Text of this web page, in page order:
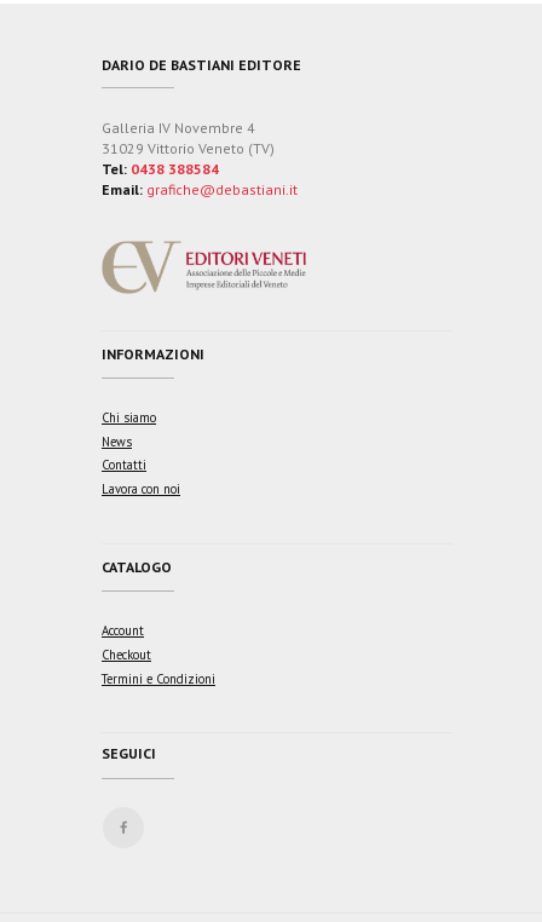
DARIO DE BASTIANI EDITORE
Galleria IV Novembre 4
31029 Vittorio Veneto (TV)
Tel: 0438 388584
Email: grafiche@debastiani.it
INFORMAZIONI
Chi siamo
News
Contatti
Lavora con noi
CATALOGO
Account
Checkout
Termini e Condizioni
SEGUICI